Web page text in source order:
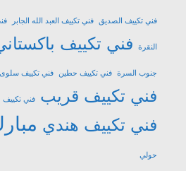
فني تكييف الصديق فني تكييف العبد الله الجابر
النقرة فني تكييف
جنوب السرة فني تكييف حطين فني تكييف سلوى
فني تكييف قريب فني
فني تكييف هندي
حولي